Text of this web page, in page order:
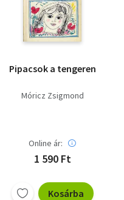
Pipacsok a tengeren
Móricz Zsigmond
Online ár:
1 590 Ft
Kosárba